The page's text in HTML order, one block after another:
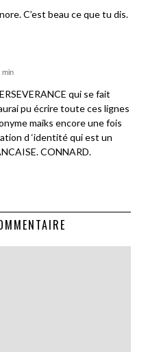
C’est beau ce que tu dis.
qui se fait
pu écrire toute ces lignes
maiks encore une fois
d ‘identité qui est un
CONNARD.